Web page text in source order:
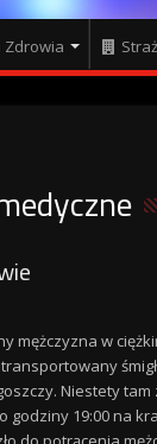
Zdrowia
mężczyzna w
Niestety tam
godziny 19:00 na